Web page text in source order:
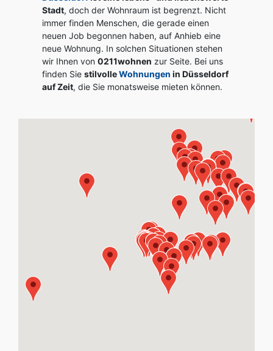
Stadt, doch der Wohnraum ist begrenzt. Nicht
immer finden Menschen, die gerade einen
neuen Job begonnen haben, auf Anhieb eine
neue Wohnung. In solchen Situationen stehen
wir Ihnen von 0211wohnen zur Seite. Bei uns
finden Sie stilvolleWohnungen in Düsseldorf
auf Zeit, die Sie monatsweise mieten können.